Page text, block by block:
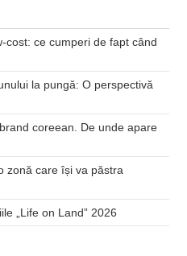
cost: ce cumperi de fapt când
la pungă: O perspectivă
coreean. De unde apare
zonă care își va păstra
„Life on Land” 2026